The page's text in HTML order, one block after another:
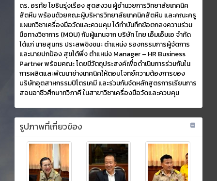
ดร. อรทัย โยธินรุ่งเรือง สุดสงวน ผู้อำนวยการวิทยาลัยเทคนิค
สัตหีบ พร้อมด้วยคณะผู้บริหารวิทยาลัยเทคนิคสัตหีบ และคณะครู
แผนกวิชาเครื่องมือวัดและควบคุม ได้ทำบันทึกข้อตกลงความร่วม
มือทางวิชาการ (MOU) กับผู้แทนจาก บริษัท ไทย เอ็มเอ็มเอ จำกัด
ได้แก่ นายสุนทร ประสพชิงชนะ ตำแหน่ง รองกรรมการผู้จัดการ
และนายปกป้อง สุขได้พึ่ง ตำแหน่ง Manager – HR Business
Partner พร้อมคณะ โดยมีวัตถุประสงค์เพื่อดำเนินการร่วมกันใน
การผลิตและพัฒนาช่างเทคนิคให้ตอบโจทย์ความต้องการของ
บริษัทอุตสาหกรรมปิโตรเคมี และร่วมกันจัดหลักสูตรการเรียนการ
สอนอาชีวศึกษาทวิภาคี ในสาขาวิชาเครื่องมือวัดและควบคุม
รูปภาพที่เกี่ยวข้อง